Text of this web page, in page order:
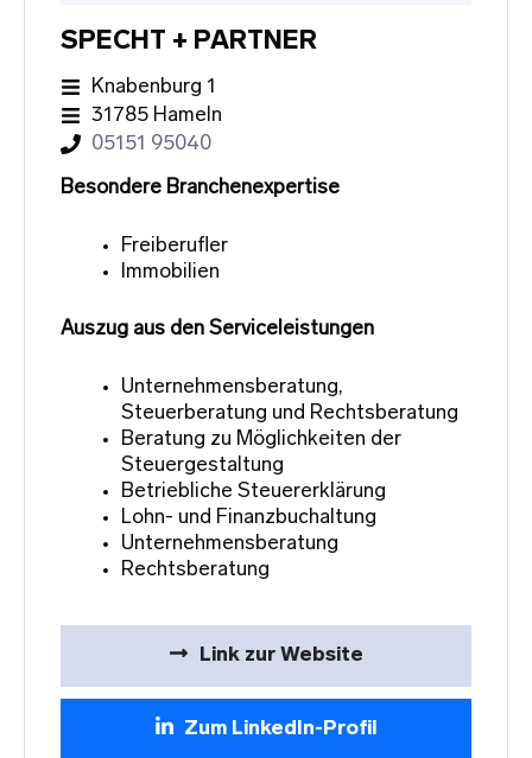
SPECHT + PARTNER
Knabenburg 1
31785 Hameln
05151 95040
Besondere Branchenexpertise
Freiberufler
Immobilien
Auszug aus den Serviceleistungen
Unternehmensberatung,
Steuerberatung und Rechtsberatung
Beratung zu Möglichkeiten der
Steuergestaltung
Betriebliche Steuererklärung
Lohn- und Finanzbuchaltung
Unternehmensberatung
Rechtsberatung
Link zur Website
Zum LinkedIn-Profil